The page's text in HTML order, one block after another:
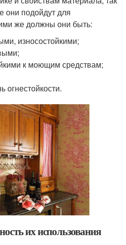
они подойдут для
же должны они быть:
износостойкими;
к моющим средствам;
огнестойкости.
их использования